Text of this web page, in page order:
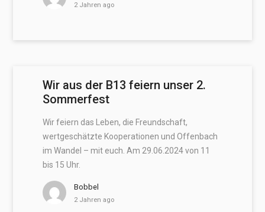
2 Jahren ago
Wir aus der B13 feiern unser 2.
Sommerfest
Wir feiern das Leben, die Freundschaft,
wertgeschätzte Kooperationen und Offenbach
im Wandel – mit euch. Am 29.06.2024 von 11
bis 15 Uhr.
Bobbel
2 Jahren ago